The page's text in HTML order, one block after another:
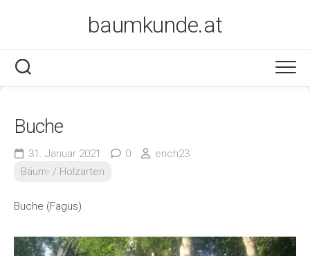
baumkunde.at
Buche
31. Januar 2021 0
erich23
Bäum- / Holzarten
Buche (Fagus)